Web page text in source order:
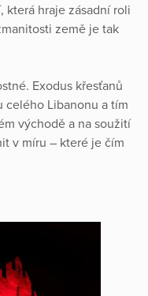
která hraje zásadní roli
země je tak
Exodus křesťanů
celého Libanonu a tím
východě a na soužití
v míru – které je čím